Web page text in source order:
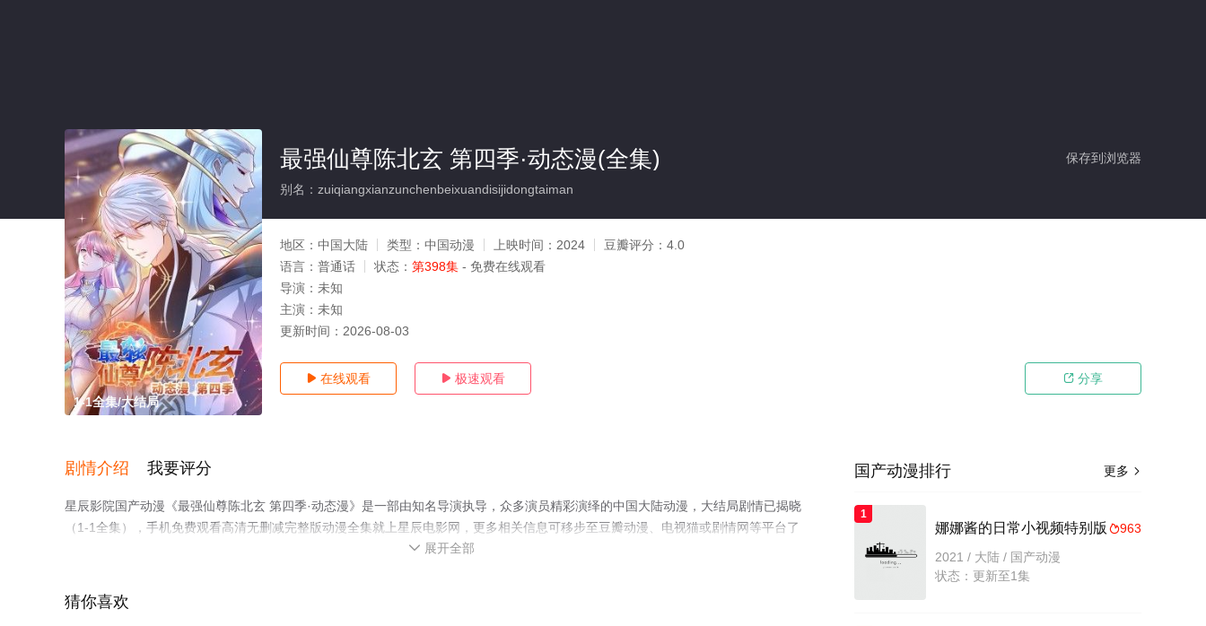
1-1全集/大结局
保存到浏览器
最强仙尊陈北玄 第四季·动态漫(全集)
别名：zuiqiangxianzunchenbeixuandisijidongtaiman
地区： 中国大陆 类型： 中国动漫 上映时间： 2024 豆瓣评分： 4.0
语言： 普通话 状态： 第398集 - 免费在线观看
导演： 未知
主演： 未知
更新时间： 2026-08-03
 在线观看  极速观看  分享
剧情介绍 我要评分
星辰影院国产动漫《最强仙尊陈北玄 第四季·动态漫》是一部由知名导演执导，众多演员精彩演绎的中国大陆动漫，大结局剧情已揭晓
（1-1全集），手机免费观看高清无删减完整版动漫全集就上星辰电影网，更多相关信息可移步至豆瓣动漫、电视猫或剧情网等平台了
 展开全部
猜你喜欢
更多 
国产动漫排行
1
963
娜娜酱的日常小视频特别版
2021 / 大陆 / 国产动漫
状态：更新至1集